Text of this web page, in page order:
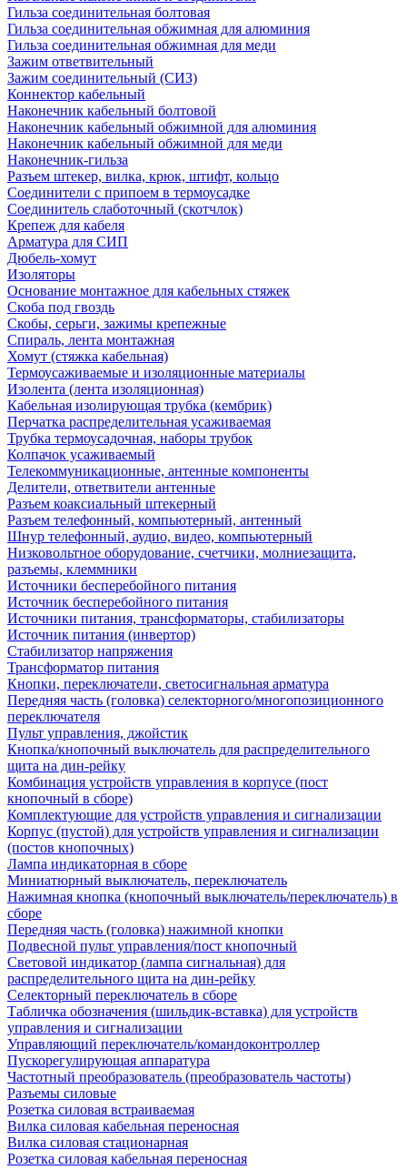
Гильза соединительная болтовая
Гильза соединительная обжимная для алюминия
Гильза соединительная обжимная для меди
Зажим ответвительный
Зажим соединительный (СИЗ)
Коннектор кабельный
Наконечник кабельный болтовой
Наконечник кабельный обжимной для алюминия
Наконечник кабельный обжимной для меди
Наконечник-гильза
Разъем штекер, вилка, крюк, штифт, кольцо
Соединители с припоем в термоусадке
Соединитель слаботочный (скотчлок)
Крепеж для кабеля
Арматура для СИП
Дюбель-хомут
Изоляторы
Основание монтажное для кабельных стяжек
Скоба под гвоздь
Скобы, серьги, зажимы крепежные
Спираль, лента монтажная
Хомут (стяжка кабельная)
Термоусаживаемые и изоляционные материалы
Изолента (лента изоляционная)
Кабельная изолирующая трубка (кембрик)
Перчатка распределительная усаживаемая
Трубка термоусадочная, наборы трубок
Колпачок усаживаемый
Телекоммуникационные, антенные компоненты
Делители, ответвители антенные
Разъем коаксиальный штекерный
Разъем телефонный, компьютерный, антенный
Шнур телефонный, аудио, видео, компьютерный
Низковольтное оборудование, счетчики, молниезащита,
разъемы, клеммники
Источники бесперебойного питания
Источник бесперебойного питания
Источники питания, трансформаторы, стабилизаторы
Источник питания (инвертор)
Стабилизатор напряжения
Трансформатор питания
Кнопки, переключатели, светосигнальная арматура
Передняя часть (головка) селекторного/многопозиционного
переключателя
Пульт управления, джойстик
Кнопка/кнопочный выключатель для распределительного
щита на дин-рейку
Комбинация устройств управления в корпусе (пост
кнопочный в сборе)
Комплектующие для устройств управления и сигнализации
Корпус (пустой) для устройств управления и сигнализации
(постов кнопочных)
Лампа индикаторная в сборе
Миниатюрный выключатель, переключатель
Нажимная кнопка (кнопочный выключатель/переключатель) в
сборе
Передняя часть (головка) нажимной кнопки
Подвесной пульт управления/пост кнопочный
Световой индикатор (лампа сигнальная) для
распределительного щита на дин-рейку
Селекторный переключатель в сборе
Табличка обозначения (шильдик-вставка) для устройств
управления и сигнализации
Управляющий переключатель/командоконтроллер
Пускорегулирующая аппаратура
Частотный преобразователь (преобразователь частоты)
Разъемы силовые
Розетка силовая встраиваемая
Вилка силовая кабельная переносная
Вилка силовая стационарная
Розетка силовая кабельная переносная